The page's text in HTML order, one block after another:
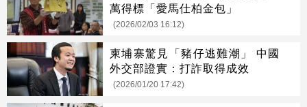
萬得標「愛馬仕柏金包」
(2026/02/03 16:12)
柬埔寨驚見「豬仔逃難潮」 中國
外交部證實：打詐取得成效
(2026/01/20 17:42)